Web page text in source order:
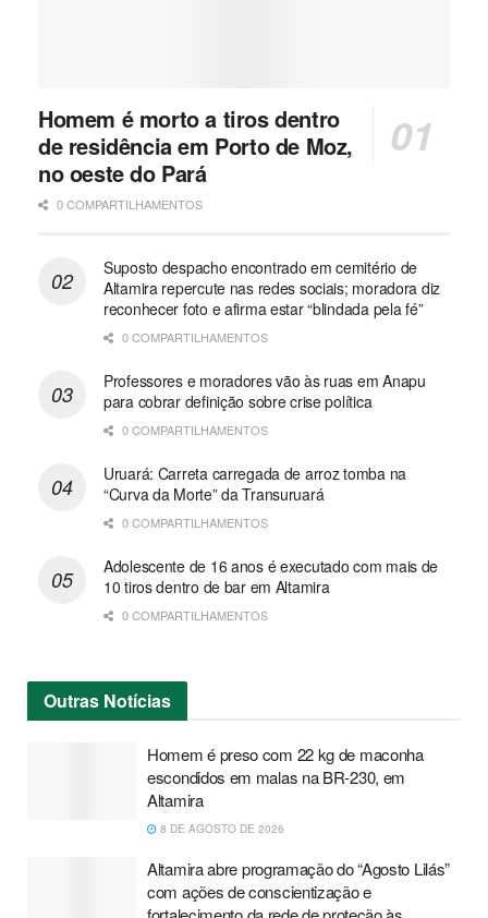
Homem é morto a tiros dentro
de residência em Porto de Moz,
no oeste do Pará
0 COMPARTILHAMENTOS
Suposto despacho encontrado em cemitério de
Altamira repercute nas redes sociais; moradora diz
reconhecer foto e afirma estar “blindada pela fé”
0 COMPARTILHAMENTOS
Professores e moradores vão às ruas em Anapu
para cobrar definição sobre crise política
0 COMPARTILHAMENTOS
Uruará: Carreta carregada de arroz tomba na
“Curva da Morte” da Transuruará
0 COMPARTILHAMENTOS
Adolescente de 16 anos é executado com mais de
10 tiros dentro de bar em Altamira
0 COMPARTILHAMENTOS
Outras Notícias
Homem é preso com 22 kg de maconha
escondidos em malas na BR-230, em
Altamira
8 DE AGOSTO DE 2026
Altamira abre programação do “Agosto Lilás”
com ações de conscientização e